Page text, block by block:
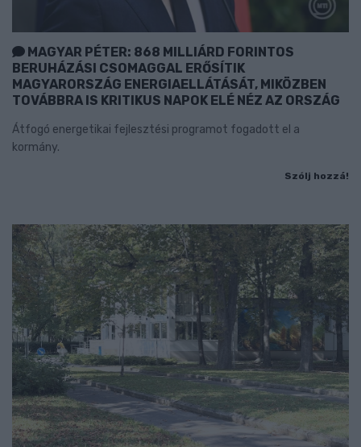
MAGYAR PÉTER: 868 MILLIÁRD FORINTOS
BERUHÁZÁSI CSOMAGGAL ERŐSÍTIK
MAGYARORSZÁG ENERGIAELLÁTÁSÁT, MIKÖZBEN
TOVÁBBRA IS KRITIKUS NAPOK ELÉ NÉZ AZ ORSZÁG
Átfogó energetikai fejlesztési programot fogadott el a
kormány.
Szólj hozzá!